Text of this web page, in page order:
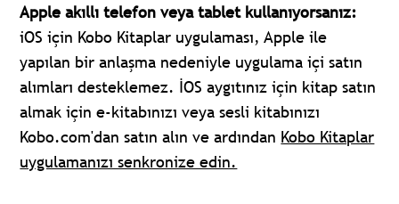
Apple akıllı telefon veya tablet kullanıyorsanız:
iOS için Kobo Kitaplar uygulaması, Apple ile
yapılan bir anlaşma nedeniyle uygulama içi satın
alımları desteklemez. İOS aygıtınız için kitap satın
almak için e-kitabınızı veya sesli kitabınızı
Kobo.com'dan satın alın ve ardından Kobo Kitaplar
uygulamanızı senkronize edin.